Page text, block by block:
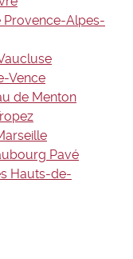
Provence-Alpes-
Vence
de Menton
Pavé
Hauts-de-